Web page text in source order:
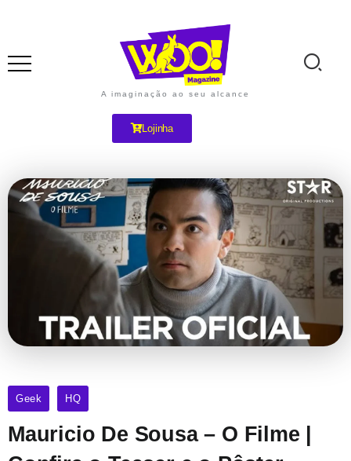
A imaginação ao seu alcance
Lojinha
Geek HQ
Mauricio De Sousa – O Filme |